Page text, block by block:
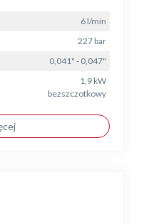
6 l/min
227 bar
0,041" - 0,047"
1,9 kW
bezszczotkowy